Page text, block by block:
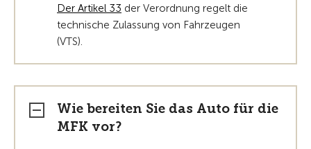
Der Artikel 33 der Verordnung regelt die
technische Zulassung von Fahrzeugen
(VTS).
Wie bereiten Sie das Auto für die
MFK vor?